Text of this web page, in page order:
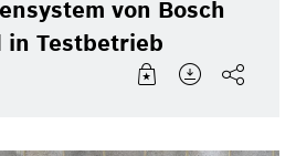
von Bosch
Testbetrieb